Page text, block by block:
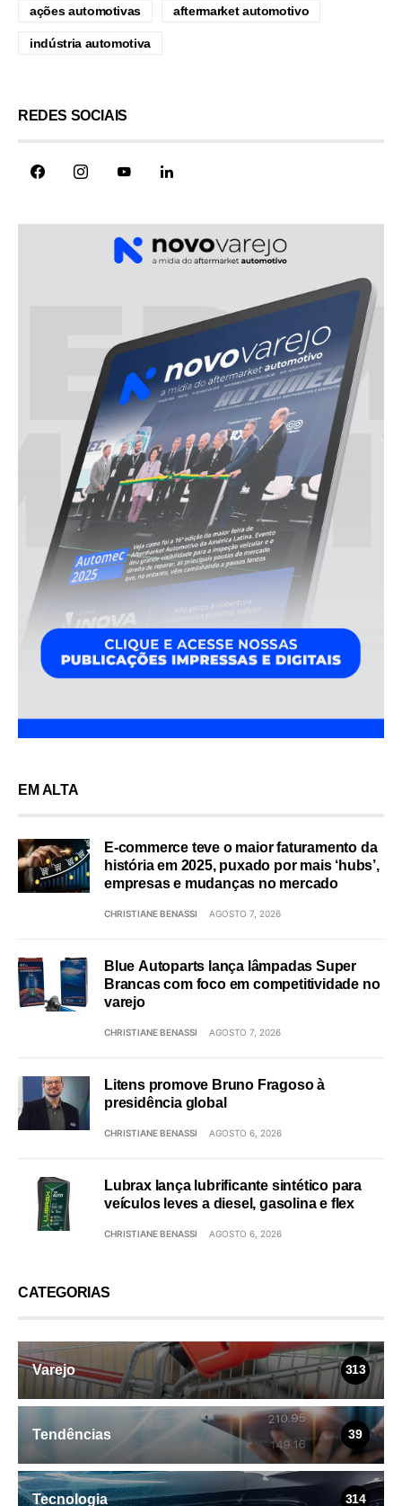
ações automotivas aftermarket automotivo
indústria automotiva
REDES SOCIAIS
EM ALTA
E-commerce teve o maior faturamento da
história em 2025, puxado por mais ‘hubs’,
empresas e mudanças no mercado
CHRISTIANE BENASSI AGOSTO 7, 2026
Blue Autoparts lança lâmpadas Super
Brancas com foco em competitividade no
varejo
CHRISTIANE BENASSI AGOSTO 7, 2026
Litens promove Bruno Fragoso à
presidência global
CHRISTIANE BENASSI AGOSTO 6, 2026
Lubrax lança lubrificante sintético para
veículos leves a diesel, gasolina e flex
CHRISTIANE BENASSI AGOSTO 6, 2026
CATEGORIAS
Varejo 313
Tendências 39
Tecnologia 314